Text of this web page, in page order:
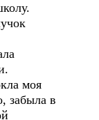
моя
забыла в